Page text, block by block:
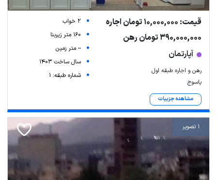
قیمت: 10,000,000 تومان اجاره
390,000,000 تومان رهن
آپارتمان
رهن و اجاره طبقه اول
یاسوج
مشاهده جزییات
2 خواب
160 متر زیربنا
-- متر زمین
سال ساخت 1403
شماره طبقه: 1
1 تصویر